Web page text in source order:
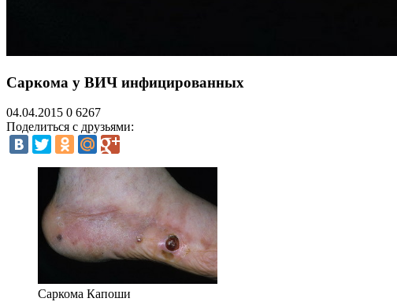
Саркома у ВИЧ инфицированных
04.04.2015 0 6267
Поделиться с друзьями:
Саркома Капоши